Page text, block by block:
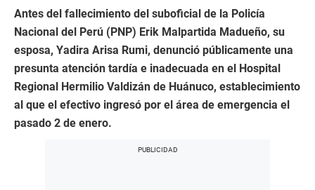
Antes del fallecimiento del suboficial de la Policía
Nacional del Perú (PNP) Erik Malpartida Madueño, su
esposa, Yadira Arisa Rumi, denunció públicamente una
presunta atención tardía e inadecuada en el Hospital
Regional Hermilio Valdizán de Huánuco, establecimiento
al que el efectivo ingresó por el área de emergencia el
pasado 2 de enero.